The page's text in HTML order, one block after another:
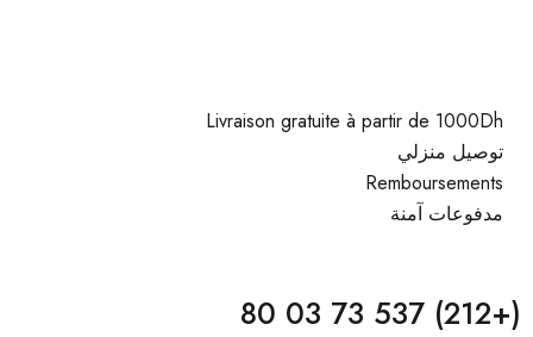
Livraison gratuite à partir de 1000Dh
توصيل منزلي
Remboursements
مدفوعات آمنة
(+212) 537 73 03 80